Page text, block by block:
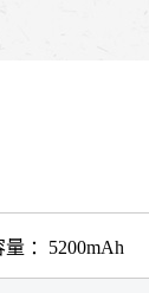
量 ：5200mAh